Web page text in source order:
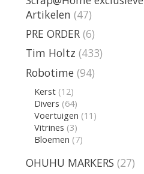
Artikelen (47)
PRE ORDER (6)
Tim Holtz (433)
Robotime (94)
Kerst (12)
Divers (64)
Voertuigen (11)
Vitrines (3)
Bloemen (7)
OHUHU MARKERS (27)